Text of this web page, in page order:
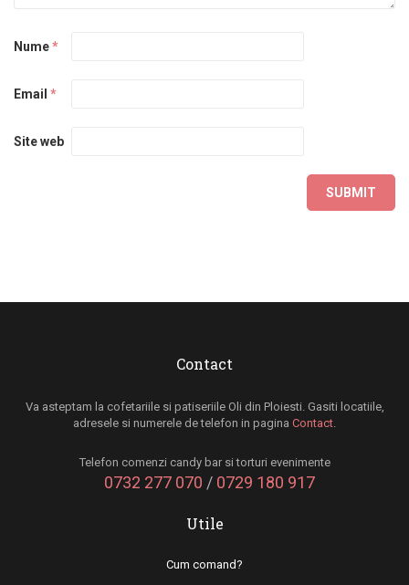
Nume*
Email *
Site web
Contact
Va asteptam la cofetariile si patiseriile Oli din Ploiesti. Gasiti locatiile,
adresele si numerele de telefon in pagina Contact.
Telefon comenzi candy bar si torturi evenimente
0732 277 070 / 0729 180 917
Utile
Cum comand?